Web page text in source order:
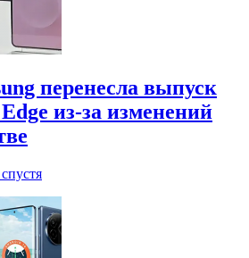
перенесла выпуск
из-за изменений